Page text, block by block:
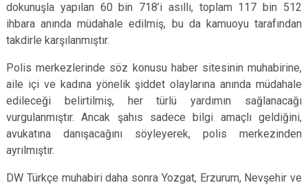
dokunuşla yapılan 60 bin 718’i asıllı, toplam 117 bin 512
ihbara anında müdahale edilmiş, bu da kamuoyu tarafından
takdirle karşılanmıştır.
Polis merkezlerinde söz konusu haber sitesinin muhabirine,
aile içi ve kadına yönelik şiddet olaylarına anında müdahale
edileceği belirtilmiş, her türlü yardımın sağlanacağı
vurgulanmıştır. Ancak şahıs sadece bilgi amaçlı geldiğini,
avukatına danışacağını söyleyerek, polis merkezinden
ayrılmıştır.
DW Türkçe muhabiri daha sonra Yozgat, Erzurum, Nevşehir ve